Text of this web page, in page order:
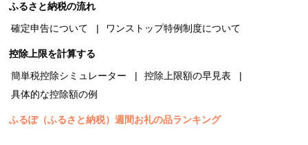
ふるさと納税の流れ
確定申告について
ワンストップ特例制度について
控除上限を計算する
簡単税控除シミュレーター
控除上限額の早見表
具体的な控除額の例
ふるぽ（ふるさと納税）週間お礼の品ランキング